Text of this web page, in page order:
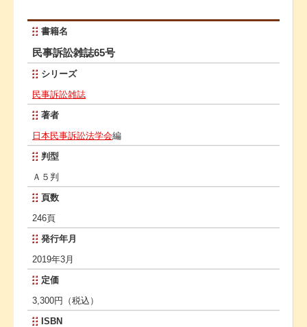
書籍名
民事訴訟雑誌65号
シリーズ
民事訴訟雑誌
著者
日本民事訴訟法学会編
判型
Ａ５判
頁数
246頁
発行年月
2019年3月
定価
3,300円（税込）
ISBN